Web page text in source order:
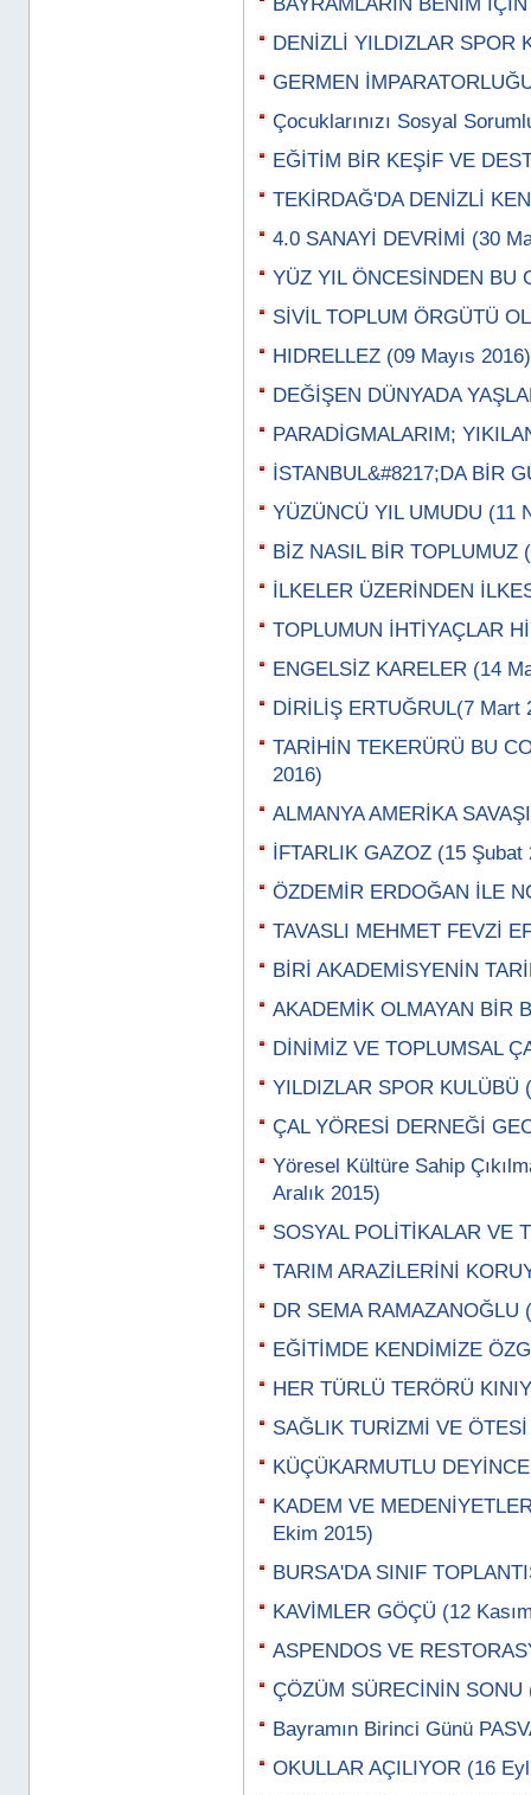
DENİZLİ YILDIZLAR SPOR
GERMEN
Çocuklarınızı Sosyal
EĞİTİM BİR KEŞİF VE
TEKİRDAĞ'DA DENİZLİ
4.0 SANAYİ DEVRİMİ (30
YÜZ YIL ÖNCESİNDEN BU
SİVİL TOPLUM ÖRGÜTÜ
HIDRELLEZ (09 Mayıs 2016)
DEĞİŞEN DÜNYADA
PARADİGMALARIM;
İSTANBUL&#8217;DA BİR
YÜZÜNCÜ YIL UMUDU (11
BİZ NASIL BİR TOPLUMUZ
İLKELER ÜZERİNDEN
TOPLUMUN İHTİYAÇLAR
ENGELSİZ KARELER (14
DİRİLİŞ ERTUĞRUL(7 Mart
TARİHİN TEKERÜRÜ BU
2016)
ALMANYA AMERİKA
İFTARLIK GAZOZ (15 Şubat
ÖZDEMİR ERDOĞAN İLE
TAVASLI MEHMET FEVZİ
BİRİ AKADEMİSYENİN
AKADEMİK OLMAYAN BİR
DİNİMİZ VE TOPLUMSAL
YILDIZLAR SPOR KULÜBÜ
ÇAL YÖRESİ DERNEĞİ
Yöresel Kültüre Sahip
Aralık 2015)
SOSYAL POLİTİKALAR VE
TARIM ARAZİLERİNİ
DR SEMA RAMAZANOĞLU
EĞİTİMDE KENDİMİZE
HER TÜRLÜ TERÖRÜ
SAĞLIK TURİZMİ VE
KÜÇÜKARMUTLU
KADEM VE
Ekim 2015)
BURSA'DA SINIF
KAVİMLER GÖÇÜ (12
ASPENDOS VE
ÇÖZÜM SÜRECİNİN SONU
Bayramın Birinci Günü
OKULLAR AÇILIYOR (16